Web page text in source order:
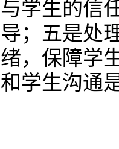
与学生的信
导；五是处
绪，保障学
和学生沟通